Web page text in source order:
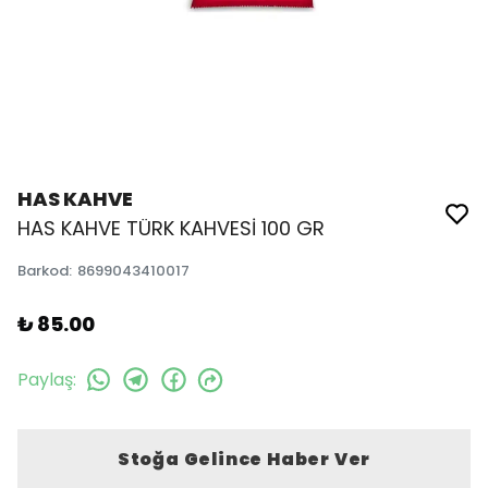
HAS KAHVE
HAS KAHVE TÜRK KAHVESİ 100 GR
Barkod: 8699043410017
₺ 85.00
Paylaş:
Stoğa Gelince Haber Ver